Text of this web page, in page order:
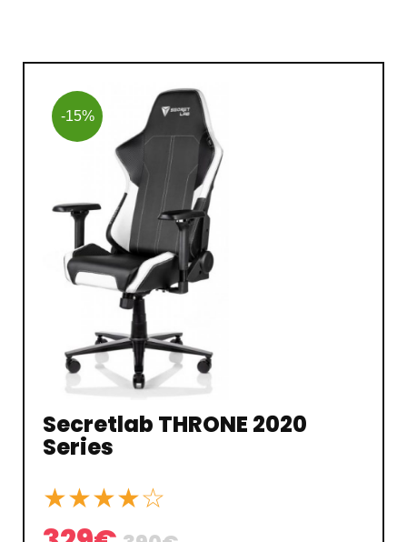
-15%
Secretlab THRONE 2020
Series
★★★★☆